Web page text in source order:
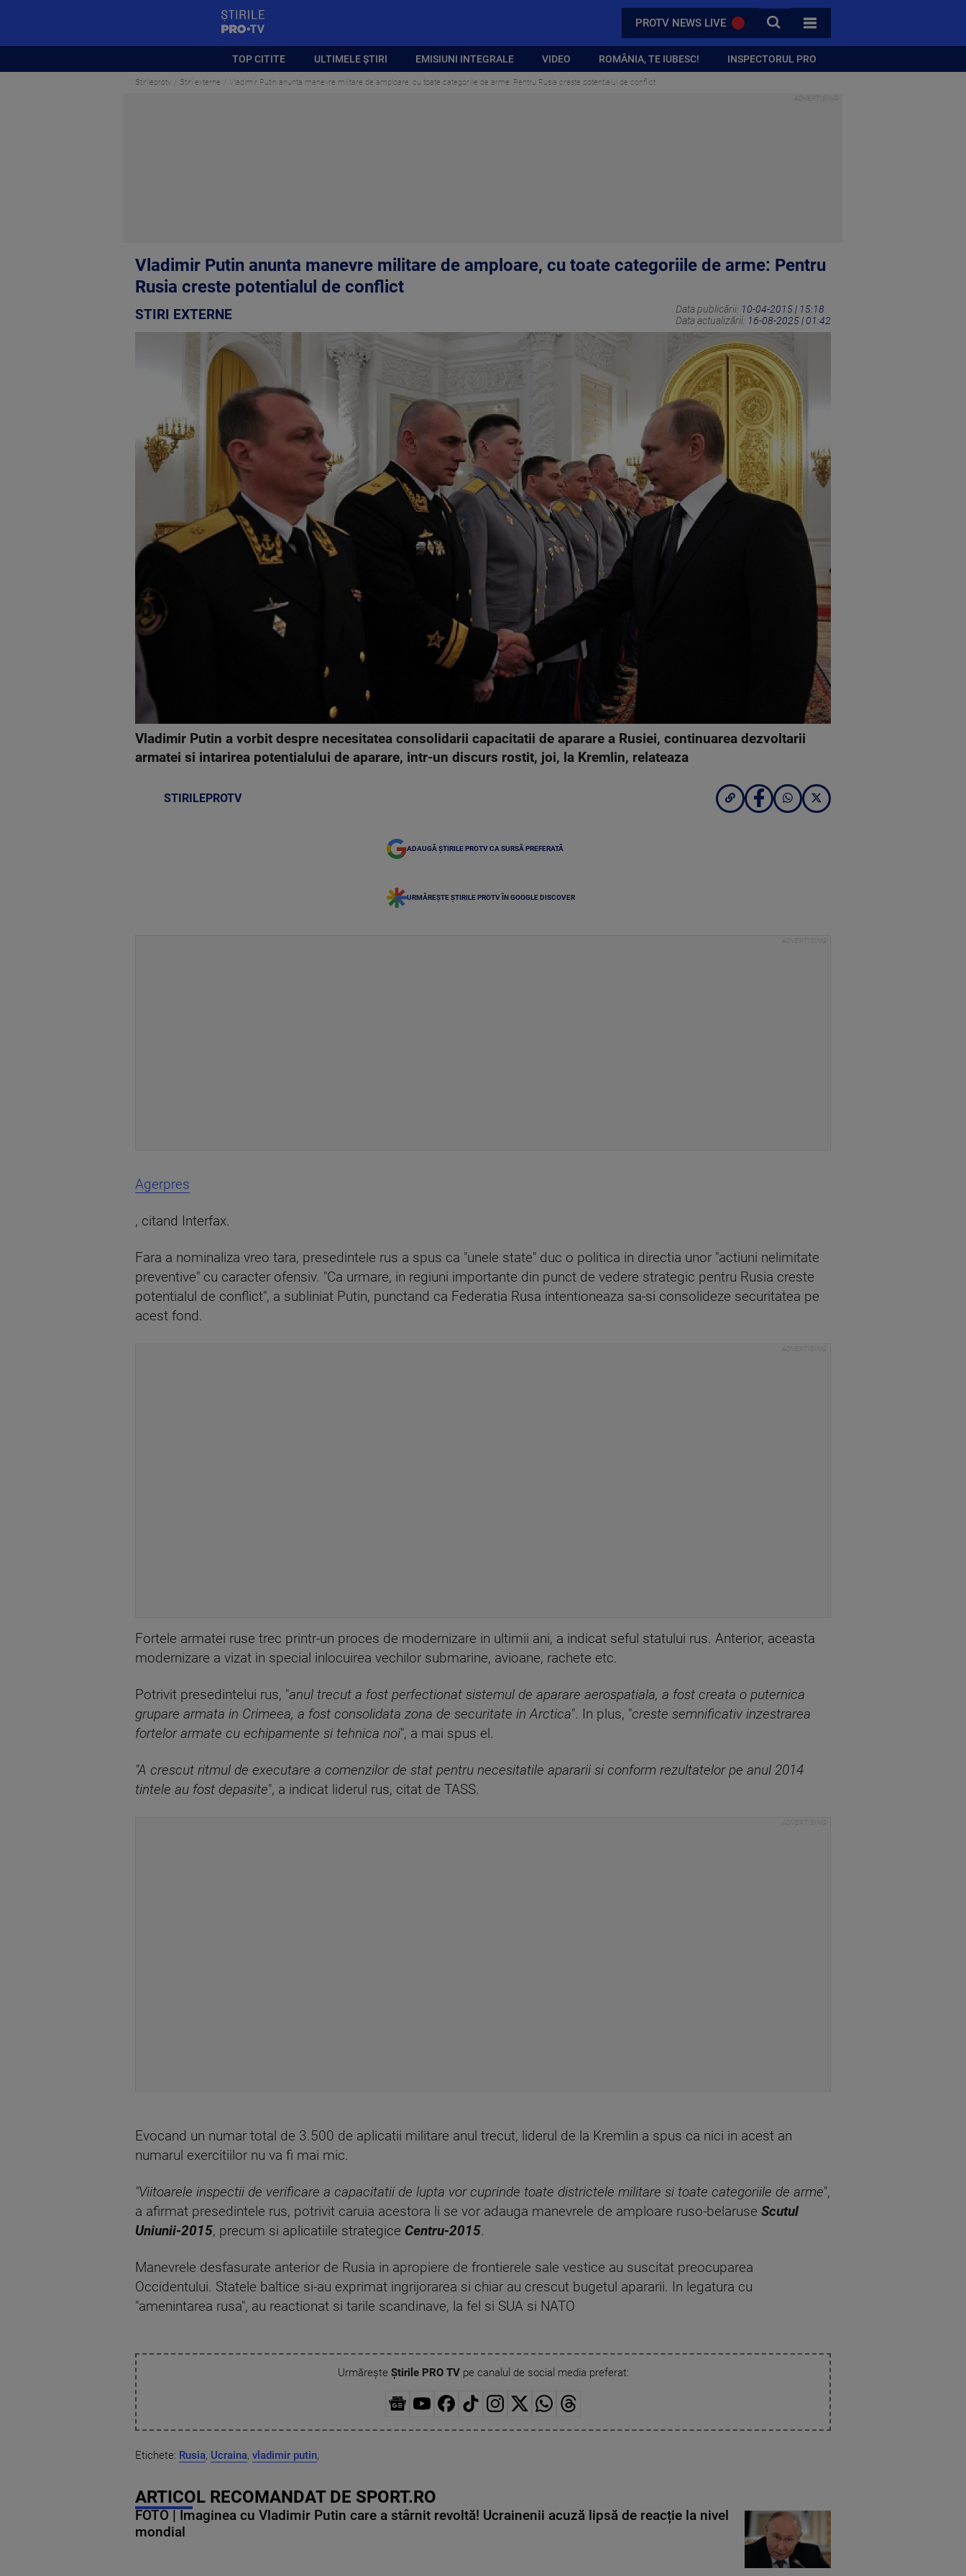
PROTV NEWS LIVE CAUTA
TOATE CATEGORIILE
TOP CITITE ULTIMELE ȘTIRI EMISIUNI INTEGRALE VIDEO ROMÂNIA, TE IUBESC! INSPECTORUL PRO
Stirileprotv Stiri externe Vladimir Putin anunta manevre militare de amploare, cu toate categoriile de arme: Pentru Rusia creste potentialul de conflict
Vladimir Putin anunta manevre militare de amploare, cu toate categoriile de arme: Pentru
Rusia creste potentialul de conflict
STIRI EXTERNE Data publicării: 10-04-2015 | 15:18
Data actualizării: 16-08-2025 | 01:42
Vladimir Putin a vorbit despre necesitatea consolidarii capacitatii de aparare a Rusiei, continuarea dezvoltarii
armatei si intarirea potentialului de aparare, intr-un discurs rostit, joi, la Kremlin, relateaza
STIRILEPROTV
ADAUGĂ ȘTIRILE PROTV CA SURSĂ PREFERATĂ
URMĂREȘTE ȘTIRILE PROTV ÎN GOOGLE DISCOVER
Agerpres
, citand Interfax.
Fara a nominaliza vreo tara, presedintele rus a spus ca "unele state" duc o politica in directia unor "actiuni nelimitate
preventive" cu caracter ofensiv. "Ca urmare, in regiuni importante din punct de vedere strategic pentru Rusia creste
potentialul de conflict", a subliniat Putin, punctand ca Federatia Rusa intentioneaza sa-si consolideze securitatea pe
acest fond.
Fortele armatei ruse trec printr-un proces de modernizare in ultimii ani, a indicat seful statului rus. Anterior, aceasta
modernizare a vizat in special inlocuirea vechilor submarine, avioane, rachete etc.
Potrivit presedintelui rus, "anul trecut a fost perfectionat sistemul de aparare aerospatiala, a fost creata o puternica
grupare armata in Crimeea, a fost consolidata zona de securitate in Arctica". In plus, "creste semnificativ inzestrarea
fortelor armate cu echipamente si tehnica noi", a mai spus el.
"A crescut ritmul de executare a comenzilor de stat pentru necesitatile apararii si conform rezultatelor pe anul 2014
tintele au fost depasite", a indicat liderul rus, citat de TASS.
Evocand un numar total de 3.500 de aplicatii militare anul trecut, liderul de la Kremlin a spus ca nici in acest an
numarul exercitiilor nu va fi mai mic.
"Viitoarele inspectii de verificare a capacitatii de lupta vor cuprinde toate districtele militare si toate categoriile de arme",
a afirmat presedintele rus, potrivit caruia acestora li se vor adauga manevrele de amploare ruso-belaruse Scutul
Uniunii-2015, precum si aplicatiile strategice Centru-2015.
Manevrele desfasurate anterior de Rusia in apropiere de frontierele sale vestice au suscitat preocuparea
Occidentului. Statele baltice si-au exprimat ingrijorarea si chiar au crescut bugetul apararii. In legatura cu
"amenintarea rusa", au reactionat si tarile scandinave, la fel si SUA si NATO
Urmărește Știrile PRO TVpe canalul de social media preferat:
Etichete: Rusia, Ucraina, vladimir putin,
ARTICOL RECOMANDAT DE SPORT.RO
FOTO | Imaginea cu Vladimir Putin care a stârnit revoltă! Ucrainenii acuză lipsă de reacție la nivel
mondial